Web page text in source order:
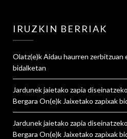
IRUZKIN BERRIAK
Olatz(e)kAidau haurren zerbitzuan
bidalketan
Jardunek jaietako zapia
Bergara On(e)k Jaixetako zapixak
Jardunek jaietako zapia
Bergara On(e)k Jaixetako zapixak